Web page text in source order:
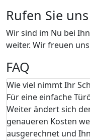
Rufen Sie
Wir sind im Nu bei
weiter. Wir freuen
FAQ
Wie viel nimmt Ihr
Für eine einfache
Weiter ändert sich
genaueren Kosten
ausgerechnet und